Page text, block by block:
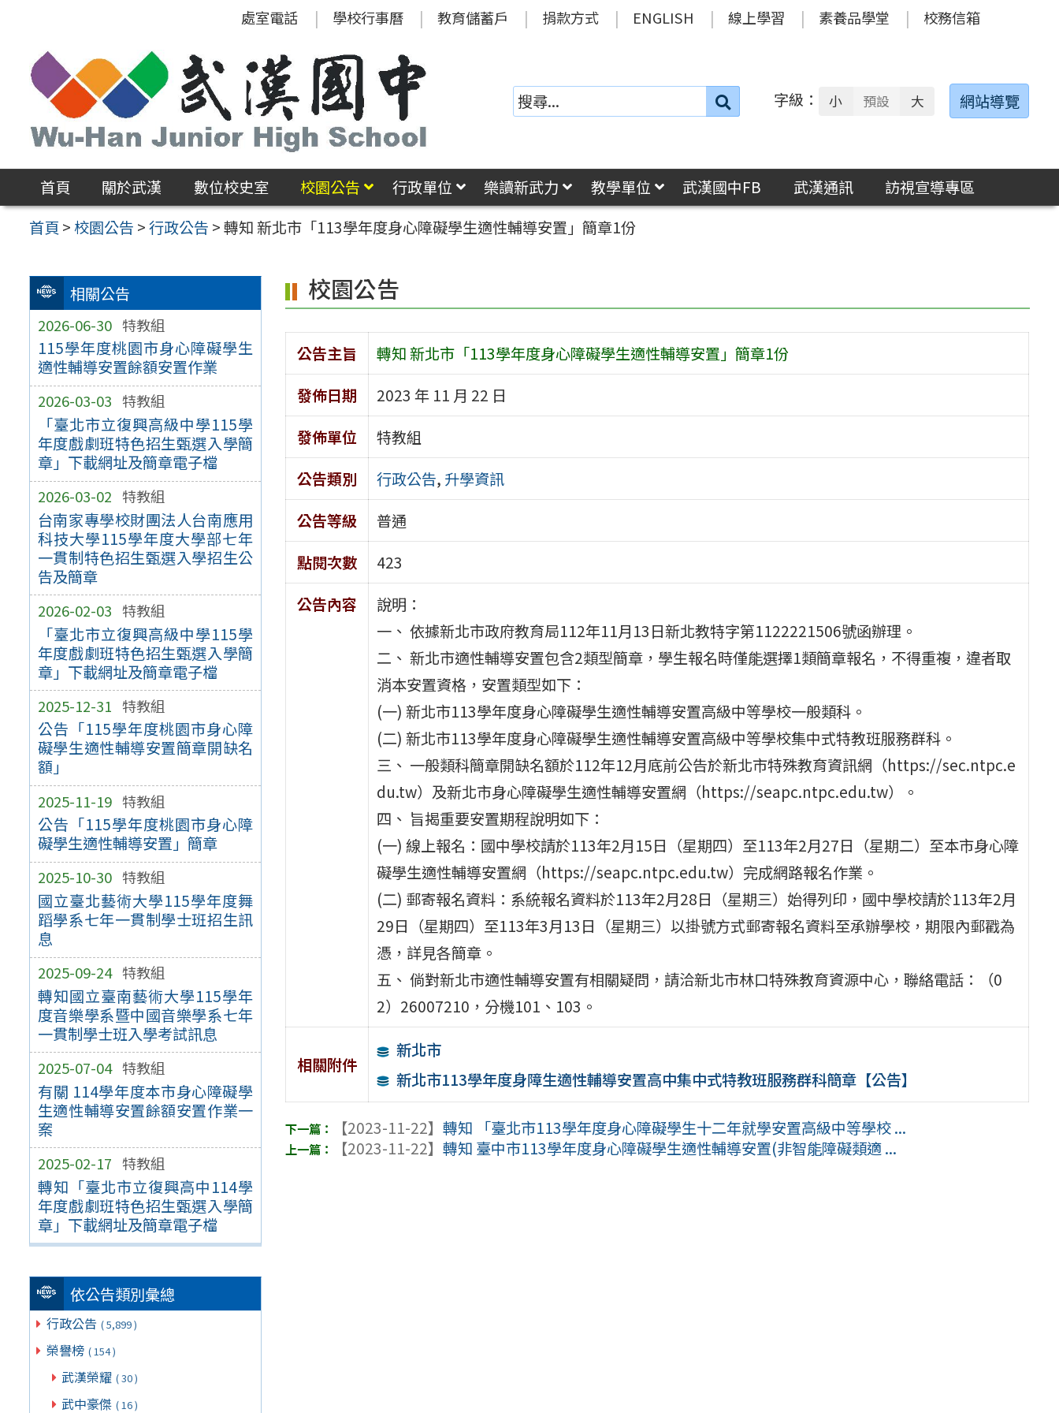
區
處室電話 學校行事曆 教育儲蓄戶 捐款方式 ENGLISH 線上學習 素養品學堂 校務信箱
搜
字級： 小 預設 大 網站導覽
首頁 關於武漢 數位校史室 校園公告 行政單位 樂讀新武力 教學單位 武漢國中FB 武漢通訊
訪視宣導專區
首頁 >校園公告 >行政公告 >轉知 新北市「113學年度身心障礙學生適性輔導安置」簡章1份
相關公告
2026-06-30 特教組
115學年度桃園市身心障礙學生
適性輔導安置餘額安置作業
2026-03-03 特教組
「臺北市立復興高級中學115學
年度戲劇班特色招生甄選入學簡
章」下載網址及簡章電子檔
2026-03-02 特教組
台南家專學校財團法人台南應用
科技大學115學年度大學部七年
一貫制特色招生甄選入學招生公
告及簡章
2026-02-03 特教組
「臺北市立復興高級中學115學
年度戲劇班特色招生甄選入學簡
章」下載網址及簡章電子檔
2025-12-31 特教組
公告「115學年度桃園市身心障
礙學生適性輔導安置簡章開缺名
額」
2025-11-19 特教組
公告「115學年度桃園市身心障
礙學生適性輔導安置」簡章
2025-10-30 特教組
國立臺北藝術大學115學年度舞
蹈學系七年一貫制學士班招生訊
息
2025-09-24 特教組
轉知國立臺南藝術大學115學年
度音樂學系暨中國音樂學系七年
一貫制學士班入學考試訊息
2025-07-04 特教組
有關 114學年度本市身心障礙學
生適性輔導安置餘額安置作業一
案
2025-02-17 特教組
轉知「臺北市立復興高中114學
年度戲劇班特色招生甄選入學簡
章」下載網址及簡章電子檔
依公告類別彙總
行政公告 ( 5,899 )
榮譽榜 ( 154 )
武漢榮耀 ( 30 )
武中豪傑 ( 16 )
校園公告
公告主旨
轉知 新北市「113學年度身心障礙學生適性輔導安置」簡章1份
發佈日期
2023 年 11 月 22 日
發佈單位
特教組
公告類別
行政公告, 升學資訊
公告等級
普通
點閱次數
423
公告內容
說明：
一、 依據新北市政府教育局112年11月13日新北教特字第1122221506號函辦理。
二、 新北市適性輔導安置包含2類型簡章，學生報名時僅能選擇1類簡章報名，不得重複，違者取
消本安置資格，安置類型如下：
(一) 新北市113學年度身心障礙學生適性輔導安置高級中等學校一般類科。
(二) 新北市113學年度身心障礙學生適性輔導安置高級中等學校集中式特教班服務群科。
三、 一般類科簡章開缺名額於112年12月底前公告於新北市特殊教育資訊網（https://sec.ntpc.e
du.tw）及新北市身心障礙學生適性輔導安置網（https://seapc.ntpc.edu.tw）。
四、 旨揭重要安置期程說明如下：
(一) 線上報名：國中學校請於113年2月15日（星期四）至113年2月27日（星期二）至本市身心障
礙學生適性輔導安置網（https://seapc.ntpc.edu.tw）完成網路報名作業。
(二) 郵寄報名資料：系統報名資料於113年2月28日（星期三）始得列印，國中學校請於113年2月
29日（星期四）至113年3月13日（星期三）以掛號方式郵寄報名資料至承辦學校，期限內郵戳為
憑，詳見各簡章。
五、 倘對新北市適性輔導安置有相關疑問，請洽新北市林口特殊教育資源中心，聯絡電話：（0
2）26007210，分機101、103。
相關附件
新北市
新北市113學年度身障生適性輔導安置高中集中式特教班服務群科簡章【公告】
【2023-11-22】轉知 「臺北市113學年度身心障礙學生十二年就學安置高級中等學校 ...
【2023-11-22】轉知 臺中市113學年度身心障礙學生適性輔導安置(非智能障礙類適 ...